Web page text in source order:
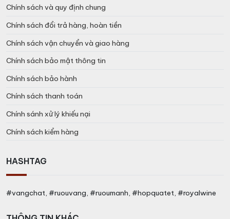
Oroperla Rose Extra Dry
cho phép chiết xuất những quả nho có đặc điểm hoa
Chính sách và quy định chung
Chính sách đổi trả hàng, hoàn tiền
Chính sách vận chuyển và giao hàng
Chính sách bảo mật thông tin
Chính sách bảo hành
Chính sách thanh toán
Chính sánh xử lý khiếu nại
Chính sách kiểm hàng
HASHTAG
#vangchat, #ruouvang, #ruoumanh, #hopquatet, #royalwine